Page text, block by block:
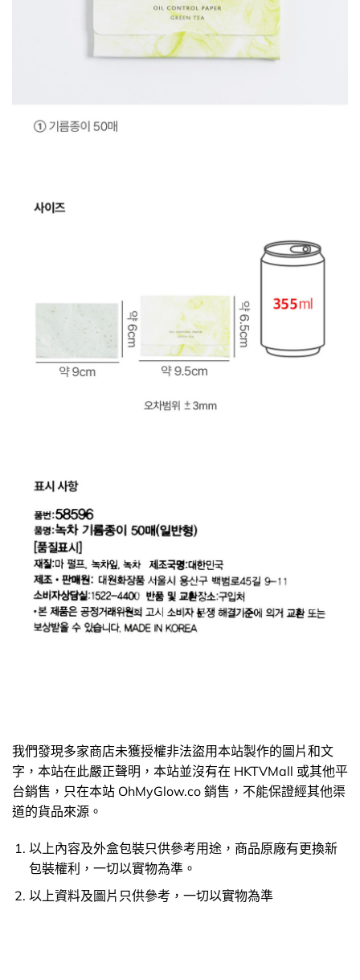
我們發現多家商店未獲授權非法盜用本站製作的圖片和文
字，本站在此嚴正聲明，本站並沒有在 HKTVMall 或其他平
台銷售，只在本站 OhMyGlow.co 銷售，不能保證經其他渠
道的貨品來源。
以上內容及外盒包裝只供參考用途，商品原廠有更換新
包裝權利，一切以實物為準。
以上資料及圖片只供參考，一切以實物為準